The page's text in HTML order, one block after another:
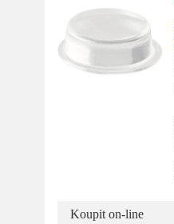
Koupit on-line